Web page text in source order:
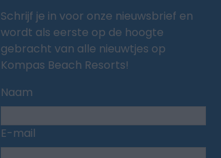
Schrijf je in voor onze nieuwsbrief en
wordt als eerste op de hoogte
gebracht van alle nieuwtjes op
Kompas Beach Resorts!
Naam
E-mail